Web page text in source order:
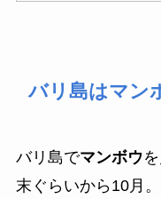
バリ島はマン
バリ島でマンボウ
末ぐらいから10月。